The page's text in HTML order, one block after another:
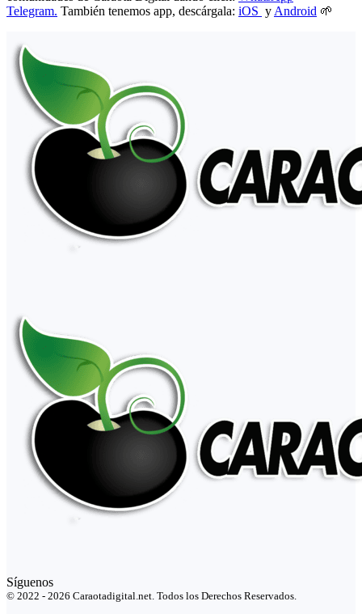
Telegram. También tenemos app, descárgala: iOS y Android 🌱
Síguenos
© 2022 - 2026 Caraotadigital.net. Todos los Derechos Reservados.